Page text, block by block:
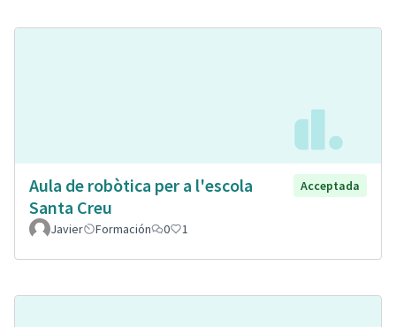
Aula de robòtica per a l'escola
Santa Creu
Acceptada
Javier Formación 0 1